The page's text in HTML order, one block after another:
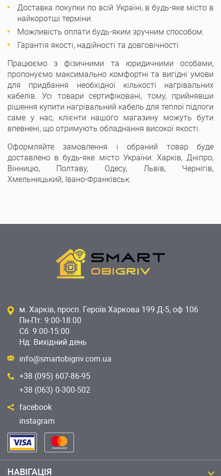
Доставка покупки по всій Україні, в будь-яке місто в
найкоротші терміни.
Можливість оплати будь-яким зручним способом.
Гарантія якості, надійності та довговічності.
Працюємо з фізичними та юридичними особами,
пропонуємо максимально комфортні та вигідні умови
для придбання необхідної кількості нагрівальних
кабелів. Усі товари сертифіковані, тому, прийнявши
рішення купити нагрівальний кабель для теплої підлоги
саме у нас, клієнти нашого магазину можуть бути
впевнені, що отримують обладнання високої якості.
Оформляйте замовлення і обраний товар буде
доставлено в будь-яке місто України: Харків, Дніпро,
Вінницю, Полтаву, Одесу, Львів, Чернігів,
Хмельницький, Івано-Франківськ.
м. Харків, просп. Героїв Харкова 199 Д-5, оф 106
Пн-Пт: 9:00-18:00
Сб: 9:00-15:00
Нд: Вихідний день
info@smartobigriv.com.ua
+38 (095) 607-86-95
+38 (063) 0-300-502
facebook
instagram
НАВІГАЦІЯ